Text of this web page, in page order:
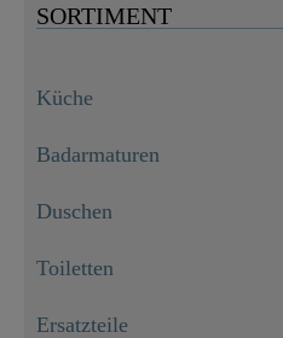
SORTIMENT
Küche
Badarmaturen
Duschen
Toiletten
Ersatzteile